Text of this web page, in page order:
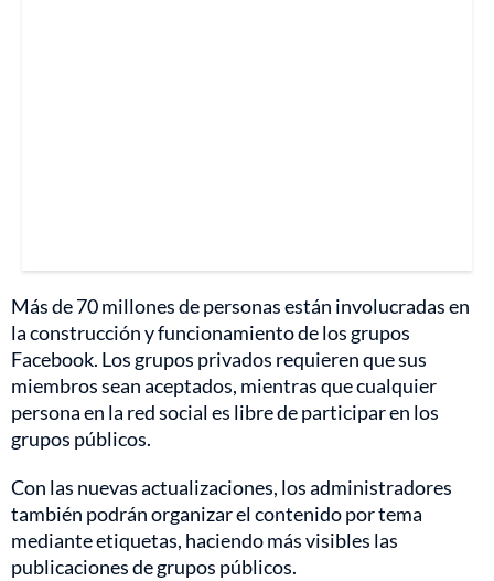
Más de 70 millones de personas están involucradas en
la construcción y funcionamiento de los grupos
Facebook. Los grupos privados requieren que sus
miembros sean aceptados, mientras que cualquier
persona en la red social es libre de participar en los
grupos públicos.
Con las nuevas actualizaciones, los administradores
también podrán organizar el contenido por tema
mediante etiquetas, haciendo más visibles las
publicaciones de grupos públicos.